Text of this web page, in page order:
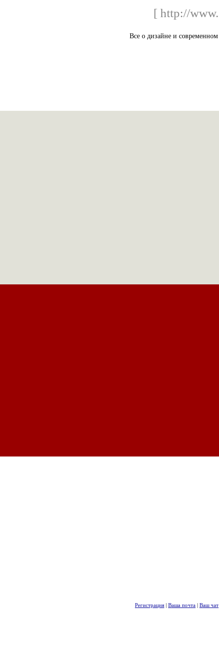
[ http://
Все о дизайне и современном
Регистрация | Ваша почта | Ваш чат